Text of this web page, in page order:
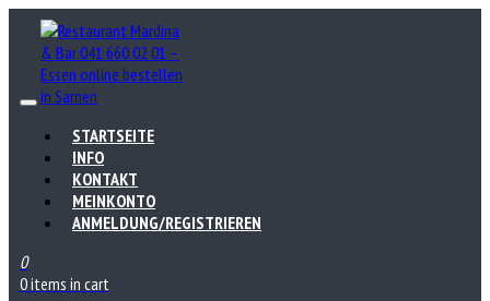
STARTSEITE
INFO
KONTAKT
MEINKONTO
ANMELDUNG/REGISTRIEREN
0
0 items in cart